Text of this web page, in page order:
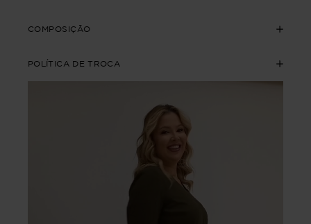
COMPOSIÇÃO
POLÍTICA DE TROCA